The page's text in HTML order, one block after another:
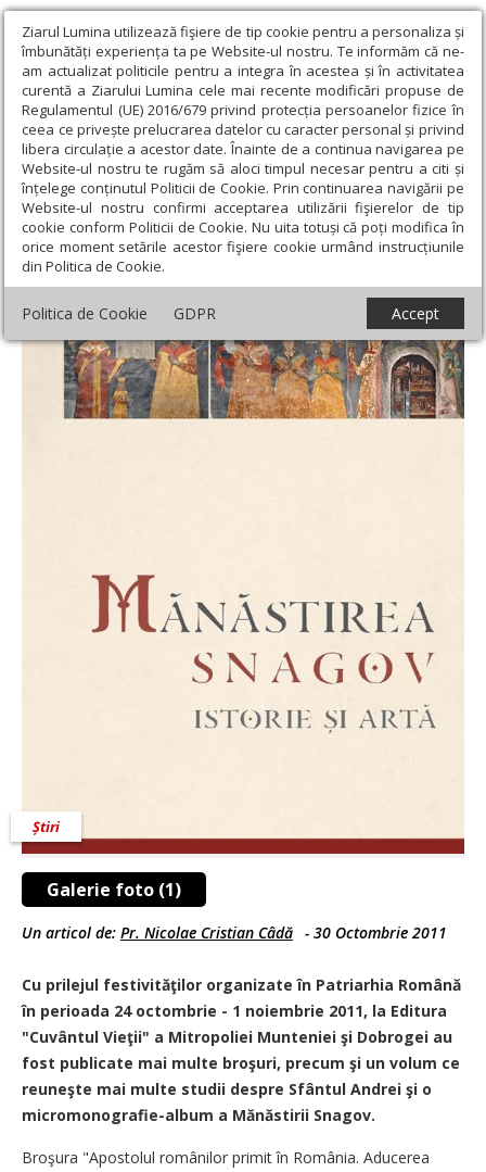
Ziarul Lumina utilizează fişiere de tip cookie pentru a personaliza și
îmbunătăți experiența ta pe Website-ul nostru. Te informăm că ne-
am actualizat politicile pentru a integra în acestea și în activitatea
curentă a Ziarului Lumina cele mai recente modificări propuse de
Regulamentul (UE) 2016/679 privind protecția persoanelor fizice în
ceea ce privește prelucrarea datelor cu caracter personal și privind
libera circulație a acestor date. Înainte de a continua navigarea pe
Website-ul nostru te rugăm să aloci timpul necesar pentru a citi și
înțelege conținutul Politicii de Cookie. Prin continuarea navigării pe
Website-ul nostru confirmi acceptarea utilizării fişierelor de tip
cookie conform Politicii de Cookie. Nu uita totuși că poți modifica în
orice moment setările acestor fişiere cookie urmând instrucțiunile
din Politica de Cookie.
Politica de Cookie GDPR Accept
Ziarul Lumina › Actualitate religioasă › Știri › Apariţii editoriale la
Editura „Cuvântul Vieţii“
Apariţii editoriale la Editura „Cuvântul
Vieţii“
Galerie foto (1)
Știri
Un articol de: Pr. Nicolae Cristian Câdă - 30 Octombrie 2011
Cu prilejul festivităţilor organizate în Patriarhia Română
în perioada 24 octombrie - 1 noiembrie 2011, la Editura
"Cuvântul Vieţii" a Mitropoliei Munteniei şi Dobrogei au
fost publicate mai multe broşuri, precum şi un volum ce
reuneşte mai multe studii despre Sfântul Andrei şi o
micromonografie-album a Mănăstirii Snagov.
Broşura "Apostolul românilor primit în România. Aducerea